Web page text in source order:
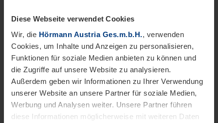
Diese Webseite verwendet Cookies
Wir, die Hörmann Austria Ges.m.b.H., verwenden
Cookies, um Inhalte und Anzeigen zu personalisieren,
Funktionen für soziale Medien anbieten zu können und
die Zugriffe auf unsere Website zu analysieren.
Außerdem geben wir Informationen zu Ihrer Verwendung
unserer Website an unsere Partner für soziale Medien,
Werbung und Analysen weiter. Unsere Partner führen
diese Informationen möglicherweise mit weiteren Daten